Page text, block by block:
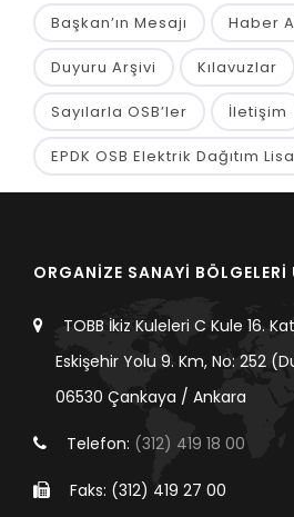
Başkan’ın Mesajı Haber
Duyuru Arşivi Kılavuzlar
Sayılarla OSB’ler İletişim
EPDK OSB Elektrik Dağıtım
ORGANİZE SANAYİ BÖLGELERİ
TOBB İkiz Kuleleri C Kule 16.
Eskişehir Yolu 9. Km, No: 252
06530 Çankaya / Ankara
Telefon: (312) 419 18 00
Faks: (312) 419 27 00